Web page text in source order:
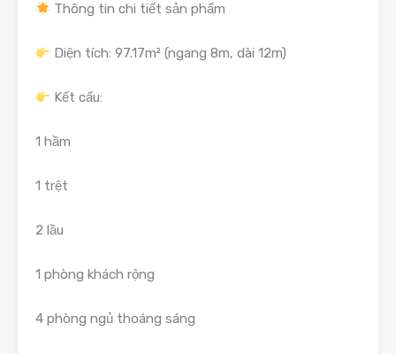
Thông tin chi tiết sản phẩm
Diện tích: 97.17m² (ngang 8m, dài 12m)
Kết cấu:
1 hầm
1 trệt
2 lầu
1 phòng khách rộng
4 phòng ngủ thoáng sáng